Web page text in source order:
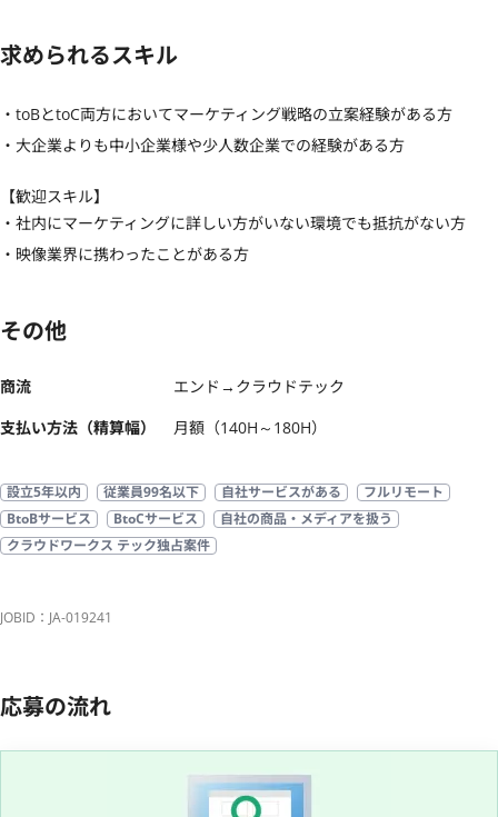
求められるスキル
・toBとtoC両方においてマーケティング戦略の立案経験がある方
・大企業よりも中小企業様や少人数企業での経験がある方
【歓迎スキル】
・社内にマーケティングに詳しい方がいない環境でも抵抗がない方
・映像業界に携わったことがある方
その他
商流
エンド→クラウドテック
支払い方法（精算幅）
月額（140H～180H）
設立5年以内 従業員99名以下 自社サービスがある
フルリモート
BtoBサービス
BtoCサービス
自社の商品・メディアを扱う
クラウドワークス テック独占案件
JOBID：JA-019241
応募の流れ